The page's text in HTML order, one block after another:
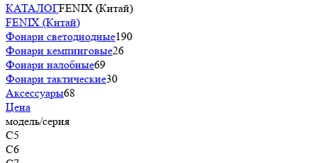
КАТАЛОГFENIX (Китай)
FENIX (Китай)
Фонари светодиодные190
Фонари кемпинговые26
Фонари налобные69
Фонари тактические30
Аксессуары68
Цена
модель/серия
C5
C6